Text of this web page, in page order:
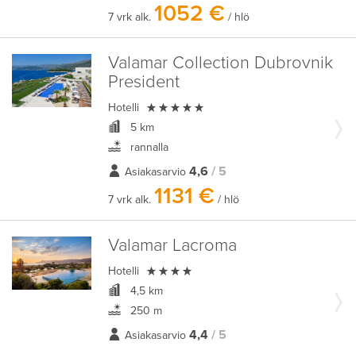
7 vrk alk. 1052 € / hlö
Valamar Collection Dubrovnik
President
Hotelli 
5 km
rannalla
Asiakasarvio 4,6 / 5
7 vrk alk. 1131 € / hlö
Valamar Lacroma
Hotelli 
4,5 km
250 m
Asiakasarvio 4,4 / 5